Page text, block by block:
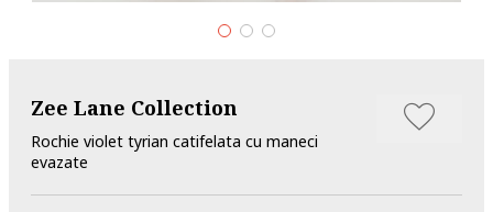
Zee Lane Collection
Rochie violet tyrian catifelata cu maneci
evazate